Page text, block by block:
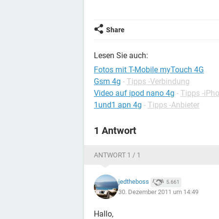
Share
Lesen Sie auch:
Fotos mit T-Mobile myTouch 4G
Gsm 4g - Tipps -Verbindung
Video auf ipod nano 4g - Tipps -
1und1 apn 4g - Tipps -Anbieter
1 Antwort
ANTWORT 1 / 1
jedtheboss 5.661
30. Dezember 2011 um 14:49
Hallo,